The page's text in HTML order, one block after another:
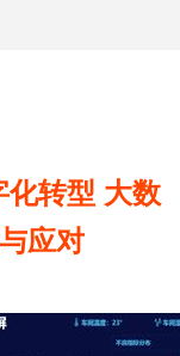
化转型 大数
应对